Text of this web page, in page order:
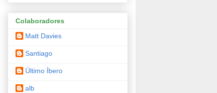
Colaboradores
Matt Davies
Santiago
Último Íbero
alb